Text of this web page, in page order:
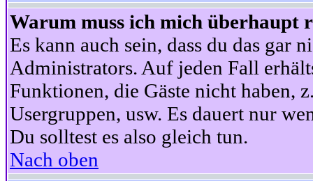
Warum muss ich mich überhaupt
Es kann auch sein, dass du das gar
Administrators. Auf jeden Fall
Funktionen, die Gäste nicht haben,
Usergruppen, usw. Es dauert nur
Du solltest es also gleich tun.
Nach oben